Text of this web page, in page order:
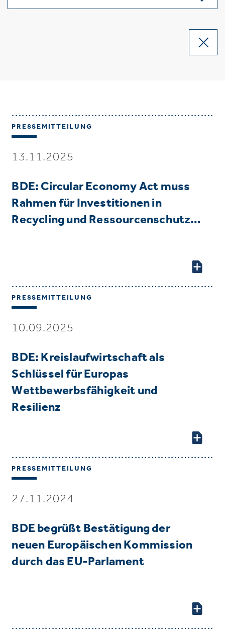
PRESSEMITTEILUNG
13.11.2025
BDE: Circular Economy Act muss
Rahmen für Investitionen in
Recycling und Ressourcenschutz…
PRESSEMITTEILUNG
10.09.2025
BDE: Kreislaufwirtschaft als
Schlüssel für Europas
Wettbewerbsfähigkeit und
Resilienz
PRESSEMITTEILUNG
27.11.2024
BDE begrüßt Bestätigung der
neuen Europäischen Kommission
durch das EU-Parlament